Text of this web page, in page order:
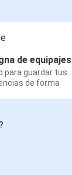
de equipajes
para guardar tus
de forma